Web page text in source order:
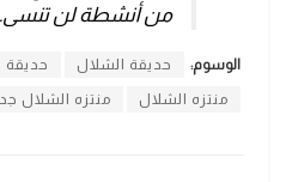
من أنشطة لن تنسى.
الوسوم: حديقة الشلال حديقة
منتزه الشلال منتزه الشلال